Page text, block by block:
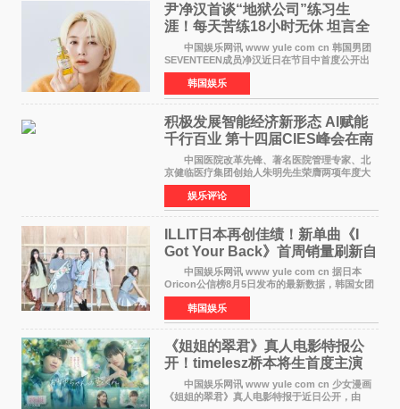
尹净汉首谈“地狱公司”练习生
涯！每天苦练18小时无休 坦言全
靠成员撑过来
中国娱乐网讯 www yule com cn 韩国男团
SEVENTEEN成员净汉近日在节目中首度公开出
道前的残酷练习生经历，并提及经纪公司Pledis
娱乐，引发广泛关注。 在8月2日播出的日本
TBS综艺节目《周
韩国娱乐
积极发展智能经济新形态 Al赋能
千行百业 第十四届CIES峰会在南
京盛大召开
中国医院改革先锋、著名医院管理专家、北
京健临医疗集团创始人朱明先生荣膺两项年度大
奖 2026年7月31日，盛夏金陵，长江之畔，
以重落地·真务实·强链接为主题的2026&lsquo;人
工智能+&rsquo
娱乐评论
ILLIT日本再创佳绩！新单曲《I
Got Your Back》首周销量刷新自
身纪录
中国娱乐网讯 www yule com cn 据日本
Oricon公信榜8月5日发布的最新数据，韩国女团
ILLIT在日本发行的第二张单曲《I Got Your
Back》首周销量达到71,009张，成功跻身最新一
期周单曲排行
韩国娱乐
《姐姐的翠君》真人电影特报公
开！timelesz桥本将生首度主演
12月4日上映
中国娱乐网讯 www yule com cn 少女漫画
《姐姐的翠君》真人电影特报于近日公开，由